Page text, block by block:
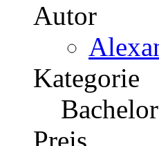
Die Welt
Strickers
mit